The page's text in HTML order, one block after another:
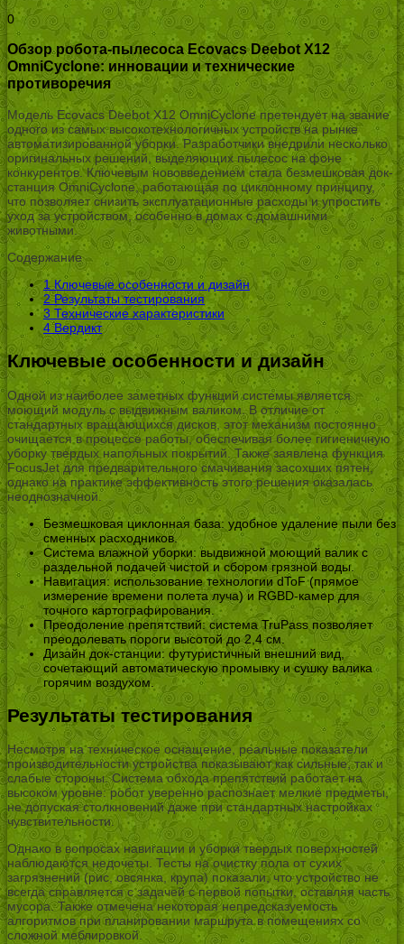
0
Обзор робота-пылесоса Ecovacs Deebot X12
OmniCyclone: инновации и технические
противоречия
Модель Ecovacs Deebot X12 OmniCyclone претендует на звание
одного из самых высокотехнологичных устройств на рынке
автоматизированной уборки. Разработчики внедрили несколько
оригинальных решений, выделяющих пылесос на фоне
конкурентов. Ключевым нововведением стала безмешковая док-
станция OmniCyclone, работающая по циклонному принципу,
что позволяет снизить эксплуатационные расходы и упростить
уход за устройством, особенно в домах с домашними
животными.
Содержание
1Ключевые особенности и дизайн
2Результаты тестирования
3 Технические характеристики
4Вердикт
Ключевые особенности и дизайн
Одной из наиболее заметных функций системы является
моющий модуль с выдвижным валиком. В отличие от
стандартных вращающихся дисков, этот механизм постоянно
очищается в процессе работы, обеспечивая более гигиеничную
уборку твердых напольных покрытий. Также заявлена функция
FocusJet для предварительного смачивания засохших пятен,
однако на практике эффективность этого решения оказалась
неоднозначной.
Безмешковая циклонная база: удобное удаление пыли без
сменных расходников.
Система влажной уборки: выдвижной моющий валик с
раздельной подачей чистой и сбором грязной воды.
Навигация: использование технологии dToF (прямое
измерение времени полета луча) и RGBD-камер для
точного картографирования.
Преодоление препятствий: система TruPass позволяет
преодолевать пороги высотой до 2,4 см.
Дизайн док-станции: футуристичный внешний вид,
сочетающий автоматическую промывку и сушку валика
горячим воздухом.
Результаты тестирования
Несмотря на техническое оснащение, реальные показатели
производительности устройства показывают как сильные, так и
слабые стороны. Система обхода препятствий работает на
высоком уровне: робот уверенно распознает мелкие предметы,
не допуская столкновений даже при стандартных настройках
чувствительности.
Однако в вопросах навигации и уборки твердых поверхностей
наблюдаются недочеты. Тесты на очистку пола от сухих
загрязнений (рис, овсянка, крупа) показали, что устройство не
всегда справляется с задачей с первой попытки, оставляя часть
мусора. Также отмечена некоторая непредсказуемость
алгоритмов при планировании маршрута в помещениях со
сложной меблировкой.